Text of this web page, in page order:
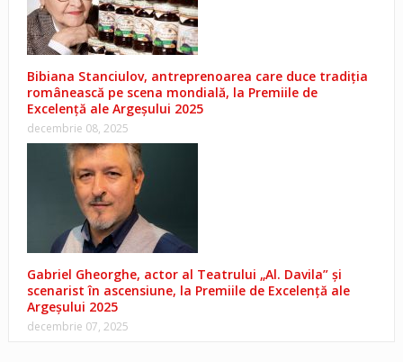
Bibiana Stanciulov, antreprenoarea care duce tradiția
românească pe scena mondială, la Premiile de
Excelență ale Argeșului 2025
decembrie 08, 2025
Gabriel Gheorghe, actor al Teatrului „Al. Davila” și
scenarist în ascensiune, la Premiile de Excelență ale
Argeșului 2025
decembrie 07, 2025